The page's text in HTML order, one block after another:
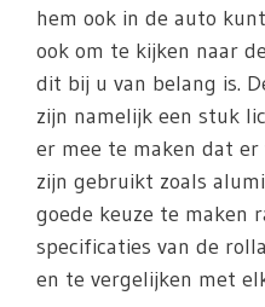
hem ook in de auto
ook om te kijken naar
dit bij u van belang is.
zijn namelijk een stuk
er mee te maken dat
zijn gebruikt zoals
goede keuze te maken
specificaties van de
en te vergelijken met